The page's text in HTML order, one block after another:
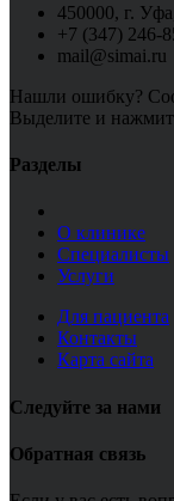
450000, г.
+7 (347) 246-
mail@simai.ru
Нашли ошибку?
Выделите и
Разделы
О клинике
Специалисты
Услуги
Для пациента
Контакты
Карта сайта
Следуйте за нами
Обратная связь